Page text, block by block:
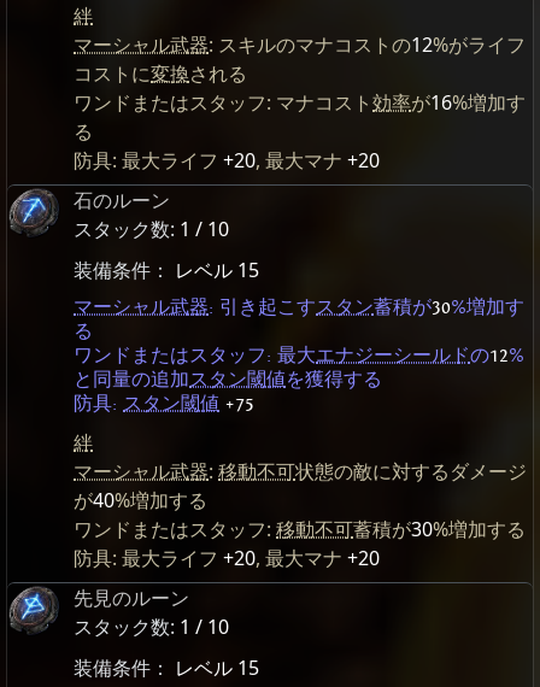
絆
マーシャル武器: スキルのマナコストの12%がライフ
コストに変換される
ワンドまたはスタッフ: マナコスト効率が16%増加す
る
防具: 最大ライフ +20, 最大マナ +20
石のルーン
スタック数: 1 / 10
装備条件： レベル 15
マーシャル武器: 引き起こすスタン蓄積が30%増加す
る
ワンドまたはスタッフ: 最大エナジーシールドの12%
と同量の追加スタン閾値を獲得する
防具: スタン閾値 +75
絆
マーシャル武器: 移動不可状態の敵に対するダメージ
が40%増加する
ワンドまたはスタッフ: 移動不可蓄積が30%増加する
防具: 最大ライフ +20, 最大マナ +20
先見のルーン
スタック数: 1 / 10
装備条件： レベル 15